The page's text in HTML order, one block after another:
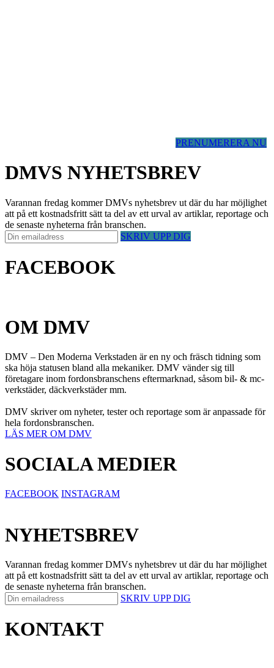
PRENUMERERA NU
DMVS NYHETSBREV
Varannan fredag kommer DMVs nyhetsbrev ut där du har möjlighet
att på ett kostnadsfritt sätt ta del av ett urval av artiklar, reportage och
de senaste nyheterna från branschen.
SKRIV UPP DIG
FACEBOOK
OM DMV
DMV – Den Moderna Verkstaden är en ny och fräsch tidning som
ska höja statusen bland alla mekaniker. DMV vänder sig till
företagare inom fordonsbranschens eftermarknad, såsom bil- & mc-
verkstäder, däckverkstäder mm.
DMV skriver om nyheter, tester och reportage som är anpassade för
hela fordonsbranschen.
LÄS MER OM DMV
SOCIALA MEDIER
FACEBOOK INSTAGRAM
NYHETSBREV
Varannan fredag kommer DMVs nyhetsbrev ut där du har möjlighet
att på ett kostnadsfritt sätt ta del av ett urval av artiklar, reportage och
de senaste nyheterna från branschen.
SKRIV UPP DIG
KONTAKT